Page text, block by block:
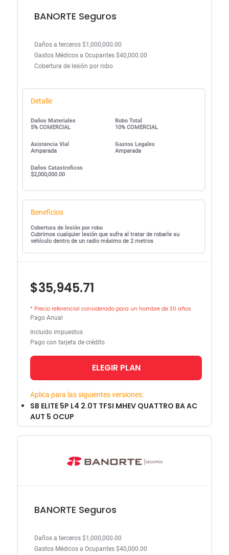
BANORTE Seguros
Daños a terceros $1,000,000.00
Gastos Médicos a Ocupantes $40,000.00
Cobertura de lesión por robo
Detalle
Daños Materiales
5% COMERCIAL
Robo Total
10% COMERCIAL
Asistencia Vial
Amparada
Gastos Legales
Amparada
Daños Catastroficos
$2,000,000.00
Beneficios
Cobertura de lesión por robo
Cubrimos cualquier lesión que sufra al tratar de robarle su
vehículo dentro de un radio máximo de 2 metros
$35,945.71
* Precio referencial considerado para un hombre de 30 años
Pago Anual
Incluido impuestos
Pago con tarjeta de crédito
ELEGIR PLAN
Aplica para las siguientes versiones:
SB ELITE 5P L4 2.0T TFSI MHEV QUATTRO BA AC
AUT 5 OCUP
BANORTE Seguros
Daños a terceros $1,000,000.00
Gastos Médicos a Ocupantes $40,000.00